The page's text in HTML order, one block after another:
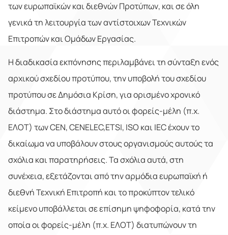
των ευρωπαϊκών και διεθνών Προτύπων, και σε όλη
γενικά τη λειτουργία των αντίστοιχων Τεχνικών
Επιτροπών και Ομάδων Εργασίας.
Η διαδικασία εκπόνησης περιλαμβάνει τη σύνταξη ενός
αρχικού σχεδίου προτύπου, την υποβολή του σχεδίου
προτύπου σε Δημόσια Κρίση, για ορισμένο χρονικό
διάστημα. Στο διάστημα αυτό οι φορείς-μέλη (π.χ.
ΕΛΟΤ) των CEN, CENELEC,ETSI, ISO και IEC έχουν το
δικαίωμα να υποβάλουν στους οργανισμούς αυτούς τα
σχόλια και παρατηρήσεις. Τα σχόλια αυτά, στη
συνέχεια, εξετάζονται από την αρμόδια ευρωπαϊκή ή
διεθνή Τεχνική Επιτροπή και το προκύπτον τελικό
κείμενο υποβάλλεται σε επίσημη ψηφοφορία, κατά την
οποία οι φορείς-μέλη (π.χ. ΕΛΟΤ) διατυπώνουν τη